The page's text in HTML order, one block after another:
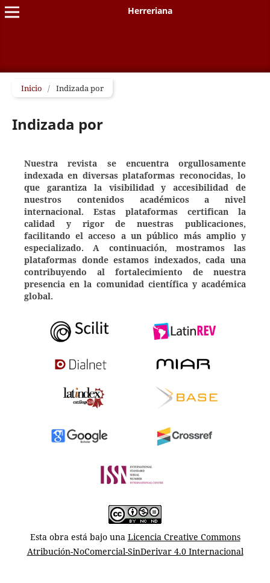
Herreriana
Inicio / Indizada por
Indizada por
Nuestra revista se encuentra orgullosamente
indexada en diversas plataformas reconocidas, lo
que garantiza la visibilidad y accesibilidad de
nuestros contenidos académicos a nivel
internacional. Estas plataformas certifican la
calidad y rigor de nuestras publicaciones,
facilitando el acceso a un público más amplio y
especializado. A continuación, mostramos las
plataformas donde estamos indexados, cada una
contribuyendo al fortalecimiento de nuestra
presencia en la comunidad científica y académica
global.
Esta obra está bajo una Licencia Creative Commons
Atribución-NoComercial-SinDerivar 4.0 Internacional